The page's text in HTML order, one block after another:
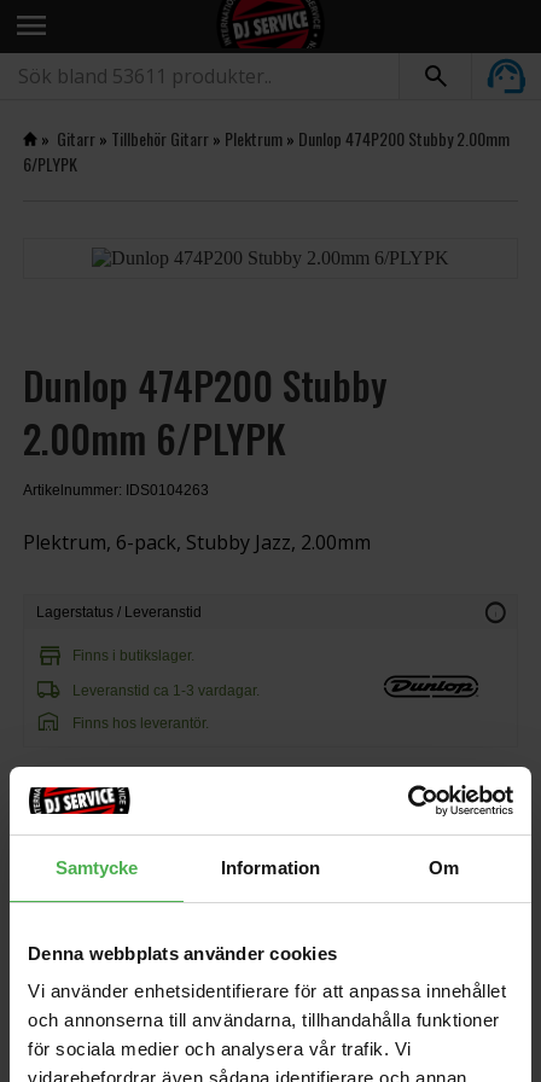
Samtycke Information Om
Denna webbplats använder cookies
Vi använder enhetsidentifierare för att anpassa innehållet
och annonserna till användarna, tillhandahålla funktioner
för sociala medier och analysera vår trafik. Vi
vidarebefordrar även sådana identifierare och annan
menu
» Gitarr» Tillbehör Gitarr» Plektrum» Dunlop 474P200 Stubby 2.00mm
6/PLYPK
Dunlop 474P200 Stubby
2.00mm 6/PLYPK
Artikelnummer: IDS0104263
Plektrum, 6-pack, Stubby Jazz, 2.00mm
Lagerstatus / Leveranstid info
store Finns i butikslager.
local_shipping Leveranstid ca 1-3 vardagar.
warehouse Finns hos leverantör.
110 kr/st
favorite
Andra som handlade Dunlop 474P200 Stubby 2.00mm 6/PLYPK
köpte även